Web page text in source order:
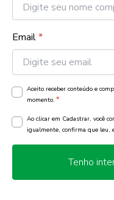
Email*
Aceito receber conteúdo e
momento. *
Ao clicar em Cadastrar, você
igualmente, confirma que leu,
Tenho